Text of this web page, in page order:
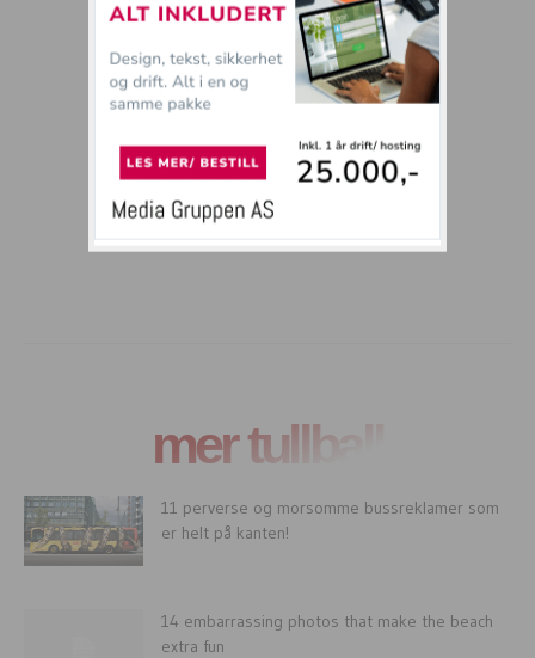
mer tullball
11 perverse og morsomme bussreklamer som
er helt på kanten!
14 embarrassing photos that make the beach
extra fun